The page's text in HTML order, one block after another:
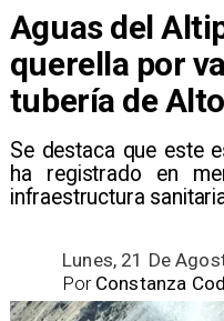
Aguas del
querella por
tubería de
Se destaca que este
ha registrado en
infraestructura
Lunes, 21 De
Constanza
Por